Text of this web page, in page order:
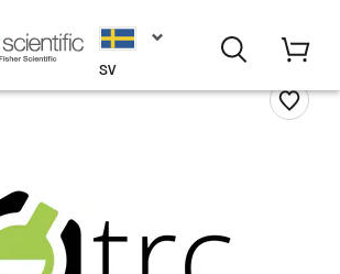
SV